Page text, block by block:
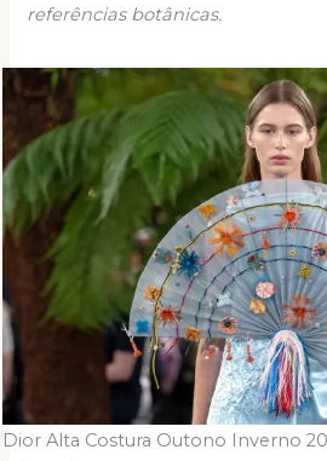
referências botânicas.
Dior Alta Costura Outono Inverno